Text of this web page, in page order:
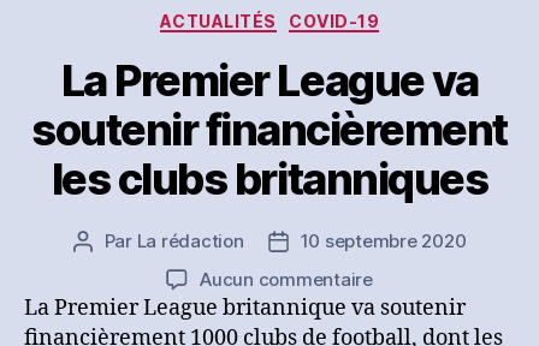
les
artistes
les
du
spectacle
(FUSSAT)
partenariat
avec
AUDIENS
Catégories
ACTUALITÉS COVID-19
La Premier League va
soutenir financièrement
les clubs britanniques
Auteur
l’article
Par La rédaction
Date
l’article
10 septembre 2020
Aucun commentairesur
La
Premier
La Premier League britannique va soutenir
financièrement 1000 clubs de football, dont les